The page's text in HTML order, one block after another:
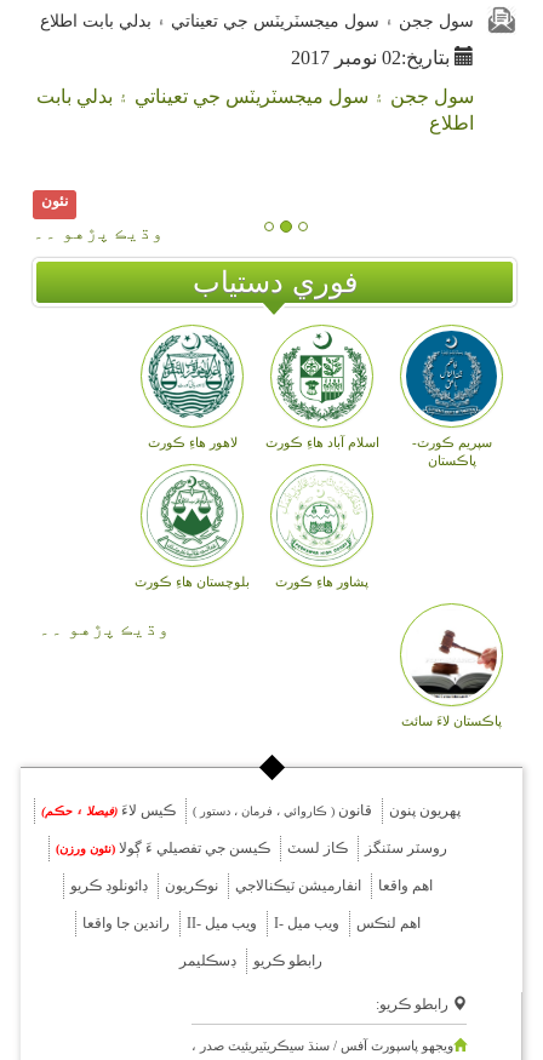
سول ججن ۽ سول ميجسٽريٽس جي تعيناتي ۽ بدلي بابت اطلاع
بتاريخ:02 نومبر 2017
سول ججن ۽ سول ميجسٽريٽس جي تعيناتي ۽ بدلي بابت
اطلاع
نئون
وڌيڪ پڙهو ۔۔
فوري دستياب
سپريم ڪورٽ-
پاڪستان
اسلام آباد هاءِ ڪورٽ لاهور هاءِ ڪورٽ
پشاور هاءِ ڪورٽ بلوچستان هاءِ ڪورٽ
پاڪستان لاءَ سائٽ
وڌيڪ پڙهو ۔۔
پهريون پنون قانون ( ڪاروائي ، فرمان ، دستور ) ڪيس لاءَ (فيصلا ۽ حڪم)
روسٽر سٽنگز ڪاز لسٽ ڪيسن جي تفصيلي ءَ ڳولا(نئون ورزن)
اهم واقعا انفارميشن ٽيڪنالاجي نوڪريون ڊائونلوڊ ڪريو
اهم لنڪس ويب ميل -I ويب ميل -II راندين جا واقعا
رابطو ڪريو ڊسڪليمر
رابطو ڪريو:
ويجهو پاسپورٽ آفس / سنڌ سيڪريٽيريئيٽ صدر ،